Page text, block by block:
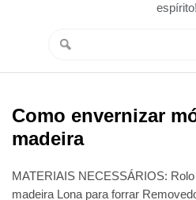
espírito!
Como envernizar
madeira
MATERIAIS NECESSÁRIOS:
madeira Lona para forrar